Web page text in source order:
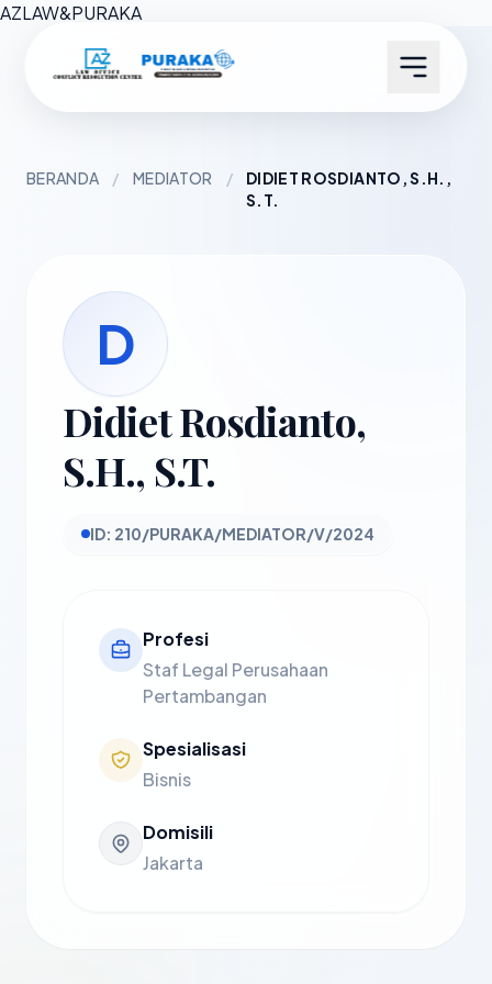
AZLAW&PURAKA
BERANDA / MEDIATOR /
DIDIET ROSDIANTO, S.H.,
S.T.
D
Didiet Rosdianto,
S.H., S.T.
ID: 210/PURAKA/MEDIATOR/V/2024
Profesi
Staf Legal Perusahaan
Pertambangan
Spesialisasi
Bisnis
Domisili
Jakarta